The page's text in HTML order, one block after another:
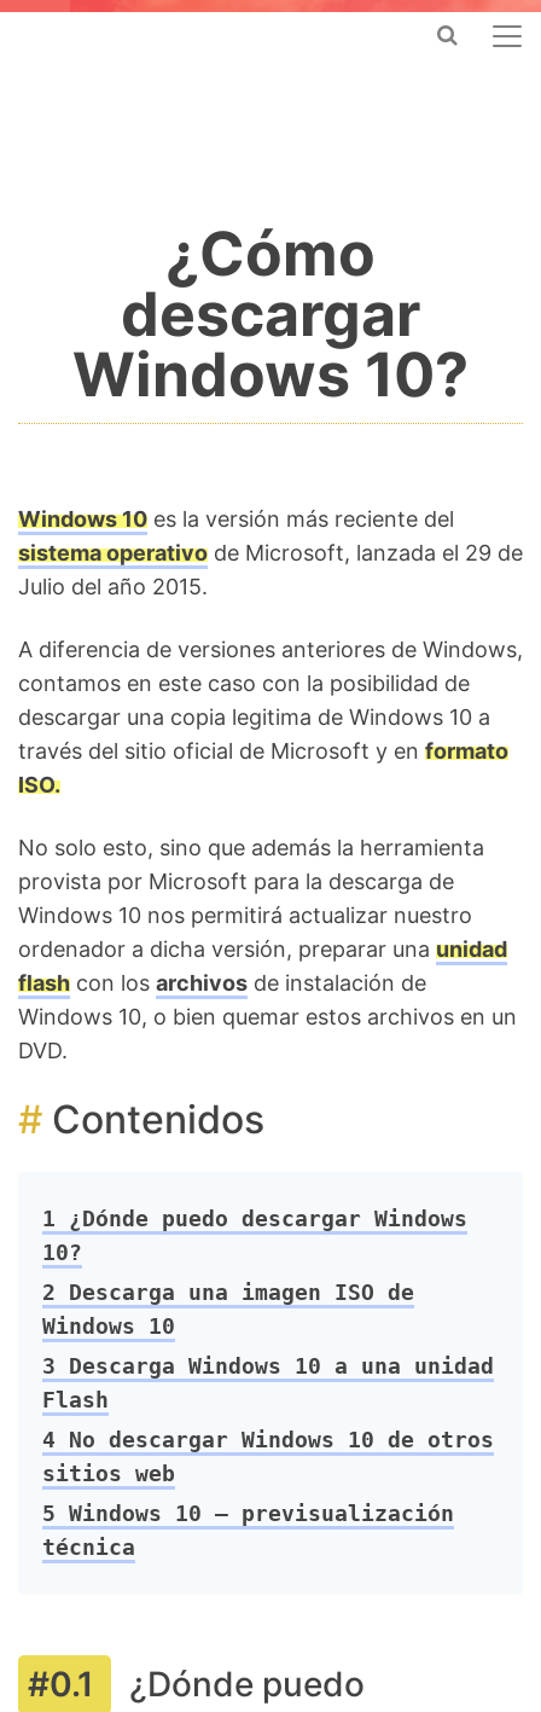
¿Cómo
descargar
Windows 10?
Windows 10 es la versión más reciente del
sistema operativo de Microsoft, lanzada el 29 de
Julio del año 2015.
A diferencia de versiones anteriores de Windows,
contamos en este caso con la posibilidad de
descargar una copia legitima de Windows 10 a
través del sitio oficial de Microsoft y en formato
ISO.
No solo esto, sino que además la herramienta
provista por Microsoft para la descarga de
Windows 10 nos permitirá actualizar nuestro
ordenador a dicha versión, preparar una unidad
flash con los archivos de instalación de
Windows 10, o bien quemar estos archivos en un
DVD.
Contenidos
1 ¿Dónde puedo descargar Windows
10?
2 Descarga una imagen ISO de
Windows 10
3 Descarga Windows 10 a una unidad
Flash
4 No descargar Windows 10 de otros
sitios web
5 Windows 10 – previsualización
técnica
¿Dónde puedo